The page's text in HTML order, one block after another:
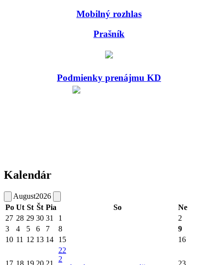
Mobilný rozhlas
Prašník
Podmienky prenájmu KD
Kalendár
August2026
Po Ut St Št Pia So
Ne
27 28 29 30 31 1
2
3
4 5 6 7 8
9
10 11 12 13 14 15 16
17 18 19 20 21
22
2
23